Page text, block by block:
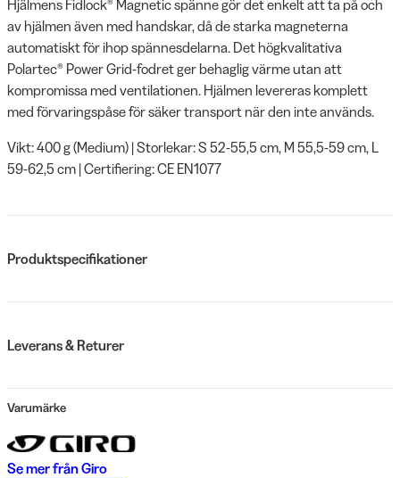
Hjälmens Fidlock® Magnetic spänne gör det enkelt att ta på och
av hjälmen även med handskar, då de starka magneterna
automatiskt för ihop spännesdelarna. Det högkvalitativa
Polartec® Power Grid-fodret ger behaglig värme utan att
kompromissa med ventilationen. Hjälmen levereras komplett
med förvaringspåse för säker transport när den inte används.
Vikt: 400 g (Medium) | Storlekar: S 52-55,5 cm, M 55,5-59 cm, L
59-62,5 cm | Certifiering: CE EN1077
Produktspecifikationer
Leverans & Returer
Varumärke
Se mer frånGiro